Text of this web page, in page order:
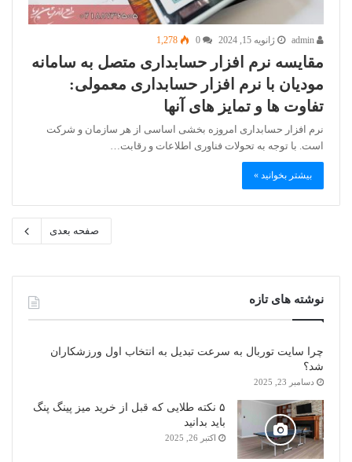
ژانویه 15, 2024 1,278
مقایسه نرم افزار حسابداری متصل به سامانه
مودیان با نرم افزار حسابداری معمولی:
تفاوت ها و تمایز های آنها
نرم افزار حسابداری امروزه بخشی اساسی از هر سازمان و شرکت
است. با توجه به تحولات فناوری اطلاعات و رقابت…
بیشتر بخوانید »
صفحه بعدی
نوشته های تازه
چرا سایت توربال به ‌سرعت تبدیل به انتخاب اول ورزشکاران
شد؟
دسامبر 23, 2025
۵ نکته طلایی که قبل از خرید میز پینگ پنگ
باید بدانید
اکتبر 26, 2025